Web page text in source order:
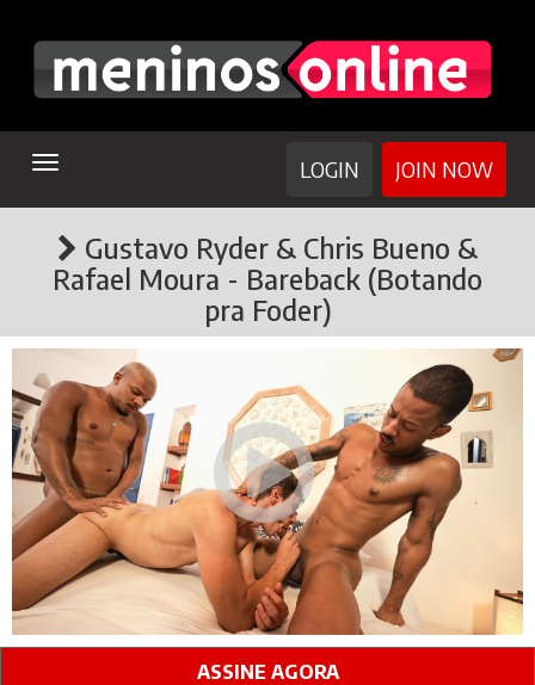
TOGGLE
JOIN NOW
LOGIN
Gustavo Ryder & Chris Bueno &
Rafael Moura - Bareback (Botando
pra Foder)
ASSINE AGORA